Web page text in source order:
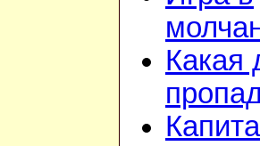
Какая